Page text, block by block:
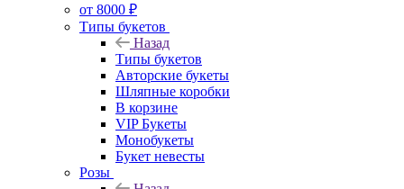
от 8000 ₽
Типы букетов
Назад
Типы букетов
Авторские букеты
Шляпные коробки
В корзине
VIP Букеты
Монобукеты
Букет невесты
Розы